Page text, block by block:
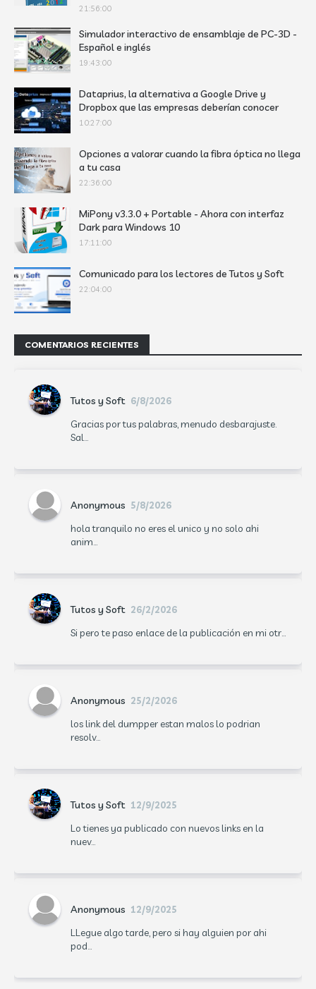
21:56:00
Simulador interactivo de ensamblaje de PC-3D -
Español e inglés
19:43:00
Dataprius, la alternativa a Google Drive y
Dropbox que las empresas deberían conocer
10:27:00
Opciones a valorar cuando la fibra óptica no llega
a tu casa
22:36:00
MiPony v3.3.0 + Portable - Ahora con interfaz
Dark para Windows 10
17:11:00
Comunicado para los lectores de Tutos y Soft
22:04:00
COMENTARIOS RECIENTES
Tutos y Soft 6/8/2026
Gracias por tus palabras, menudo desbarajuste.
Sal...
Anonymous 5/8/2026
hola tranquilo no eres el unico y no solo ahi
anim...
Tutos y Soft 26/2/2026
Si pero te paso enlace de la publicación en mi otr...
Anonymous 25/2/2026
los link del dumpper estan malos lo podrian
resolv...
Tutos y Soft 12/9/2025
Lo tienes ya publicado con nuevos links en la
nuev...
Anonymous 12/9/2025
LLegue algo tarde, pero si hay alguien por ahi
pod...